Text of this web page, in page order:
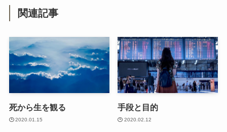
関連記事
死から生を観る
2020.01.15
手段と目的
2020.02.12